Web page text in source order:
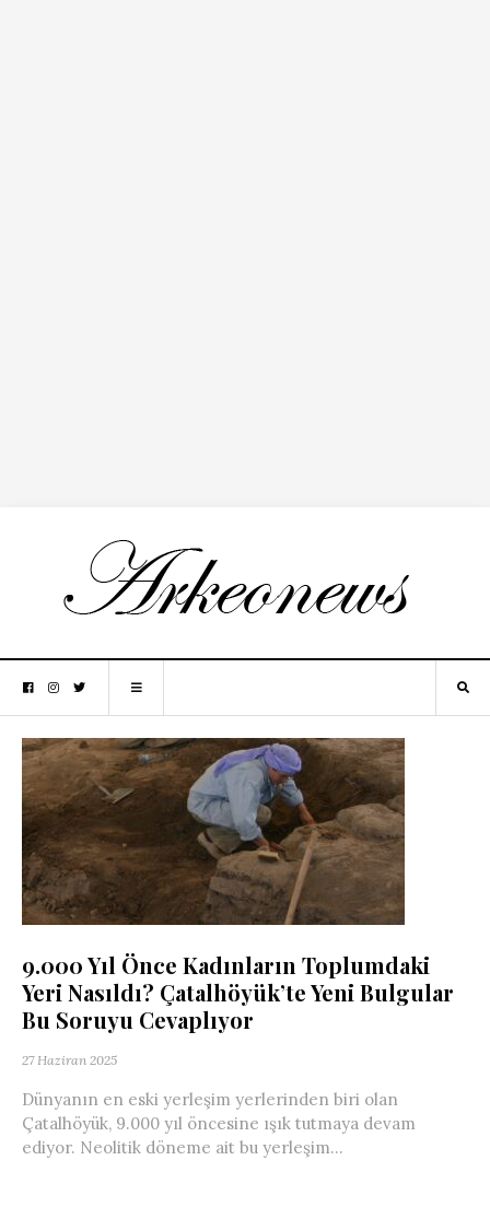
9.000 Yıl Önce Kadınların Toplumdaki
Yeri Nasıldı? Çatalhöyük’te Yeni Bulgular
Bu Soruyu Cevaplıyor
27 Haziran 2025
Dünyanın en eski yerleşim yerlerinden biri olan
Çatalhöyük, 9.000 yıl öncesine ışık tutmaya devam
ediyor. Neolitik döneme ait bu yerleşim...